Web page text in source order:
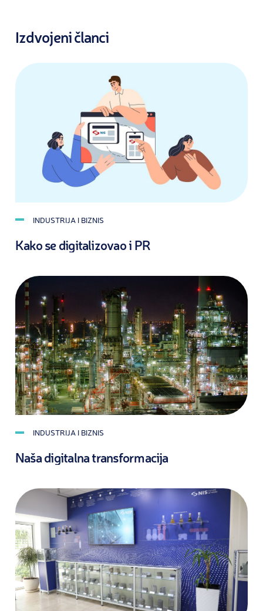
Izdvojeni članci
INDUSTRIJA I BIZNIS
Kako se digitalizovao i PR
INDUSTRIJA I BIZNIS
Naša digitalna transformacija